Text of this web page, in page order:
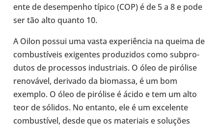
ente de desem­pe­nho típico (COP) é de 5 a 8 e pode
ser tão alto quanto 10.
A Oilon possui uma vasta expe­ri­ên­cia na queima de
com­bus­tí­veis exi­gen­tes pro­du­zi­dos como sub­pro­
du­tos de pro­ces­sos indus­tri­ais. O óleo de piró­lise
reno­vá­vel, deri­vado da bio­massa, é um bom
exemplo. O óleo de piró­lise é ácido e tem um alto
teor de sólidos. No entanto, ele é um exce­lente
com­bus­tí­vel, desde que os mate­ri­ais e solu­ções